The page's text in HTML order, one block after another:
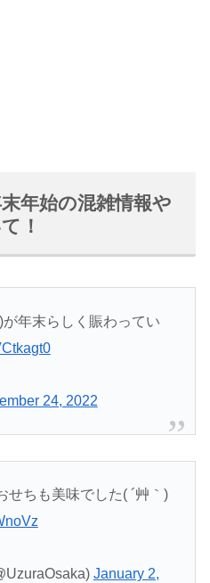
年始の混雑情報や
！
年末らしく賑わってい
24, 2022
せちも美味でした( ´艸｀)
January 2,